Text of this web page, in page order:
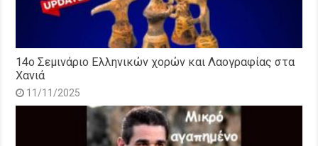
14o Σεμινάριο Ελληνικών χορών και Λαογραφίας στα
Χανιά
11/11/2025